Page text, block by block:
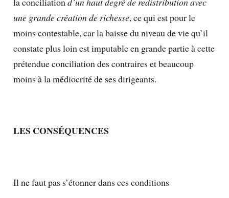
une grande création de richesse, ce qui est pour le
moins contestable, car la baisse du niveau de vie qu’il
constate plus loin est imputable en grande partie à cette
prétendue conciliation des contraires et beaucoup
moins à la médiocrité de ses dirigeants.
LES CONSÉQUENCES
Il ne faut pas s’étonner dans ces conditions